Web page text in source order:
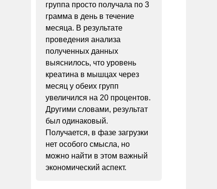
группа просто получала по 3
грамма в день в течение
месяца. В результате
проведения анализа
полученных данных
выяснилось, что уровень
креатина в мышцах через
месяц у обеих групп
увеличился на 20 процентов.
Другими словами, результат
был одинаковый.
Получается, в фазе загрузки
нет особого смысла, но
можно найти в этом важный
экономический аспект.